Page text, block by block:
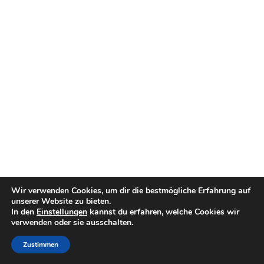
Wir verwenden Cookies, um dir die bestmögliche Erfahrung auf
unserer Website zu bieten.
In den Einstellungen kannst du erfahren, welche Cookies wir
verwenden oder sie ausschalten.
Zustimmen